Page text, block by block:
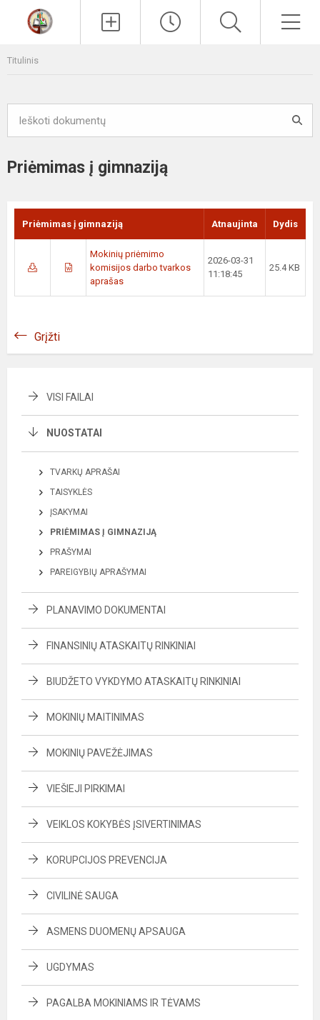
Titulinis
Priėmimas į gimnaziją
Priėmimas į gimnaziją Atnaujinta Dydis
Mokinių priėmimo
komisijos darbo tvarkos
aprašas
2026-03-31
11:18:45
25.4 KB
Grįžti
VISI FAILAI
NUOSTATAI
TVARKŲ APRAŠAI
TAISYKLĖS
ĮSAKYMAI
PRIĖMIMAS Į GIMNAZIJĄ
PRAŠYMAI
PAREIGYBIŲ APRAŠYMAI
PLANAVIMO DOKUMENTAI
FINANSINIŲ ATASKAITŲ RINKINIAI
BIUDŽETO VYKDYMO ATASKAITŲ RINKINIAI
MOKINIŲ MAITINIMAS
MOKINIŲ PAVEŽĖJIMAS
VIEŠIEJI PIRKIMAI
VEIKLOS KOKYBĖS ĮSIVERTINIMAS
KORUPCIJOS PREVENCIJA
CIVILINĖ SAUGA
ASMENS DUOMENŲ APSAUGA
UGDYMAS
PAGALBA MOKINIAMS IR TĖVAMS